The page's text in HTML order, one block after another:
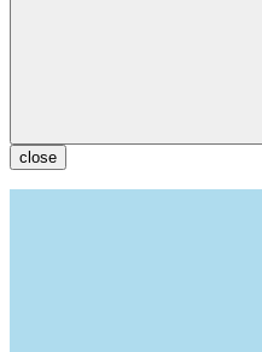
close